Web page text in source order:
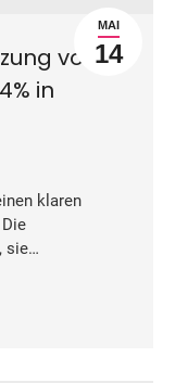
MAI
14
von
in
klaren
sie…